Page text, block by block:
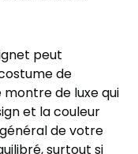
peut
de
montre de luxe qui
et la couleur
de votre
surtout si